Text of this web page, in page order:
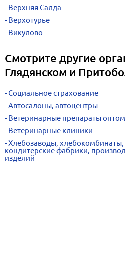
Верхняя Салда
Верхотурье
Викулово
Смотрите другие
Глядянском и
Социальное страхование
Автосалоны, автоцентры
Ветеринарные препараты оптом
Ветеринарные клиники
Хлебозаводы,
кондитерские фабрики,
изделий